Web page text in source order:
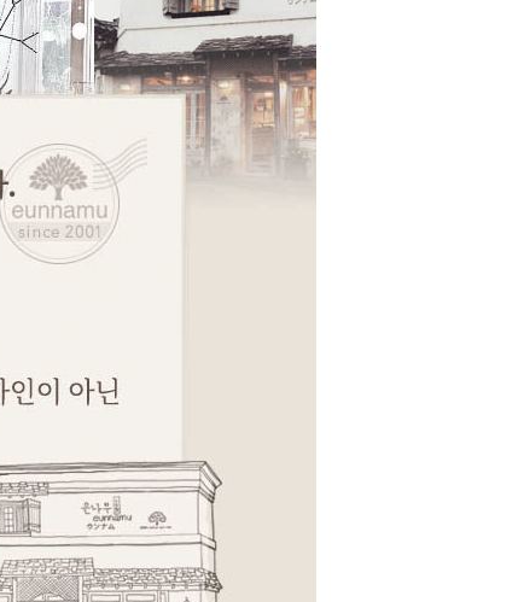
페이코 ID로 페이코